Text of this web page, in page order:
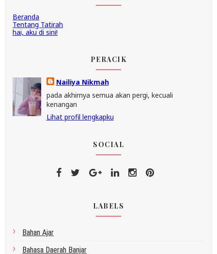
Beranda
Tentang Tatirah
hai, aku di sini!
PERACIK
Nailiya Nikmah
pada akhirnya semua akan pergi, kecuali
kenangan
Lihat profil lengkapku
SOCIAL
LABELS
Bahan Ajar
Bahasa Daerah Banjar